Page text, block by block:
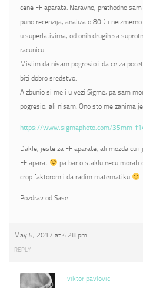
cene FF aparata. Naravno, prethodno
puno recenzija, analiza o 80D i
u superlativima, od onih drugih sa
racunicu.
Mislim da nisam pogresio i da ce za
biti dobro sredstvo.
A zbunio si me i u vezi Sigme, pa sam
pogresio, ali nisam. Ono sto me zanima
https://www.sigmaphoto.com/35mm-
Dakle, jeste za FF aparate, ali mozda cu
FF aparat
pa bar o staklu necu morati
crop faktorom i da radim matematiku
Pozdrav od Sase
May 5, 2017 at 4:28 pm
REPLY
viktor pavlovic